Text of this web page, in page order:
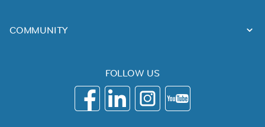
COMMUNITY
FOLLOW US